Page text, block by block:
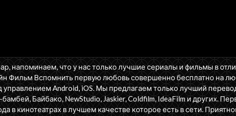
напоминаем, что у нас только лучшие сериалы и фильмы в
Фильм Вспомнить первую любовь совершенно бесплатно на
Android, iOS. Мы предлагаем только лучший
Байбако, NewStudio, Jaskier, Coldfilm, IdeaFilm и других.
в кинотеатрах в лучшем качестве которое есть в сети.